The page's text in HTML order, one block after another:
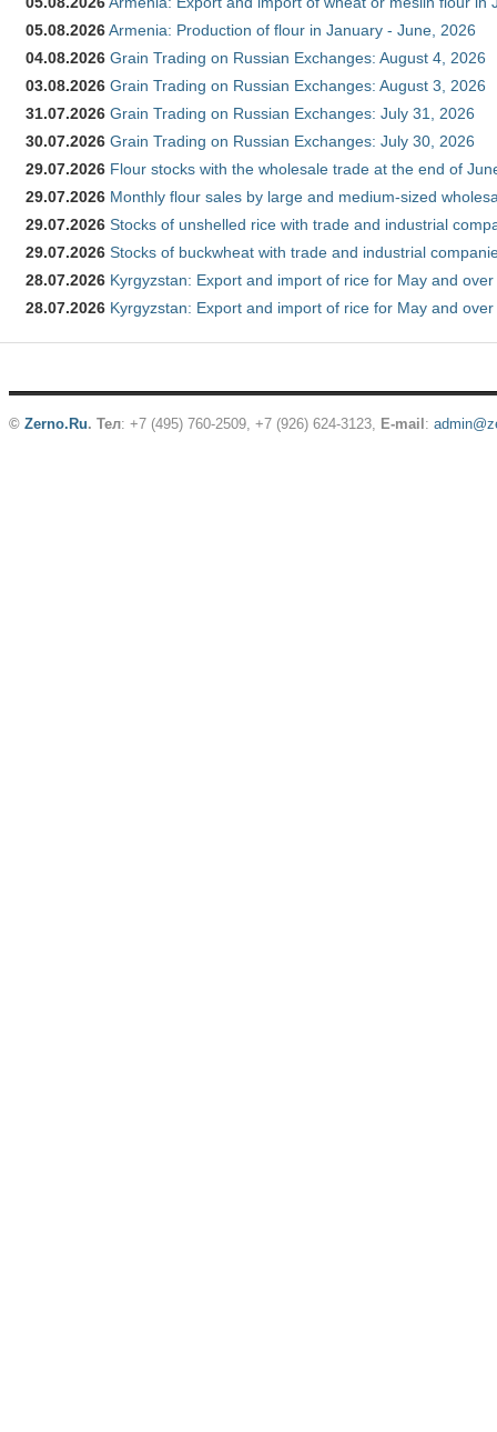
05.08.2026Armenia: Production of flour in January - June, 2026
04.08.2026 Grain Trading on Russian Exchanges: August 4, 2026
03.08.2026 Grain Trading on Russian Exchanges: August 3, 2026
31.07.2026 Grain Trading on Russian Exchanges: July 31, 2026
30.07.2026 Grain Trading on Russian Exchanges: July 30, 2026
29.07.2026 Flour stocks with the wholesale trade at the end of
29.07.2026 Monthly flour sales by large and medium-sized
29.07.2026 Stocks of unshelled rice with trade and industrial
29.07.2026 Stocks of buckwheat with trade and industrial
28.07.2026 Kyrgyzstan: Export and import of rice for May and
28.07.2026 Kyrgyzstan: Export and import of rice for May and
© Zerno.Ru. Тел: +7 (495) 760-2509, +7 (926) 624-3123, E-mail :